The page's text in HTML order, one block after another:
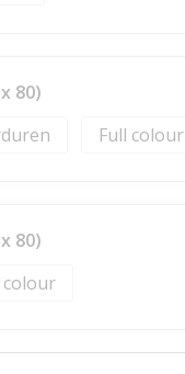
80)
Full colour
80)
colour